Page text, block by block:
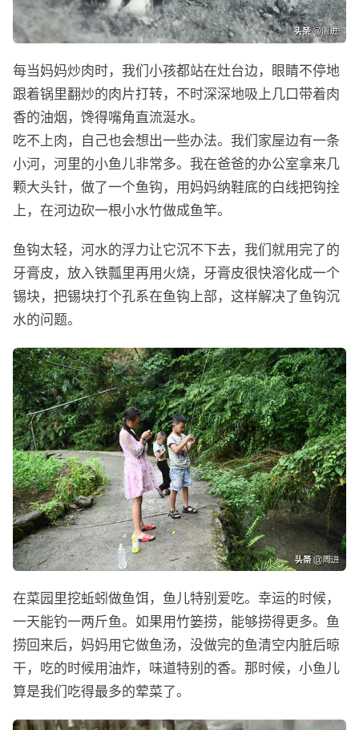
每当妈妈炒肉时，我们小孩都站在灶台边，眼睛不停地
跟着锅里翻炒的肉片打转，不时深深地吸上几口带着肉
香的油烟，馋得嘴角直流涎水。
吃不上肉，自己也会想出一些办法。我们家屋边有一条
小河，河里的小鱼儿非常多。我在爸爸的办公室拿来几
颗大头针，做了一个鱼钩，用妈妈纳鞋底的白线把钩拴
上，在河边砍一根小水竹做成鱼竿。
鱼钩太轻，河水的浮力让它沉不下去，我们就用完了的
牙膏皮，放入铁瓢里再用火烧，牙膏皮很快溶化成一个
锡块，把锡块打个孔系在鱼钩上部，这样解决了鱼钩沉
水的问题。
在菜园里挖蚯蚓做鱼饵，鱼儿特别爱吃。幸运的时候，
一天能钓一两斤鱼。如果用竹篓捞，能够捞得更多。鱼
捞回来后，妈妈用它做鱼汤，没做完的鱼清空内脏后晾
干，吃的时候用油炸，味道特别的香。那时候，小鱼儿
算是我们吃得最多的荤菜了。